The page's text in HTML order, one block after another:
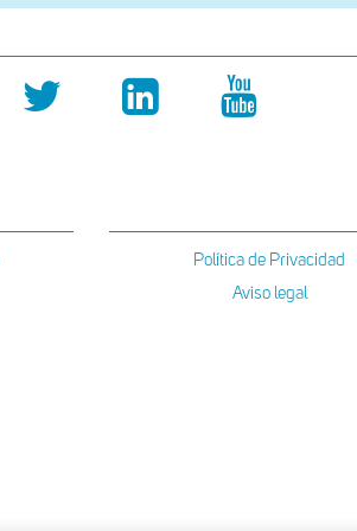
Política de Privacidad
Aviso legal